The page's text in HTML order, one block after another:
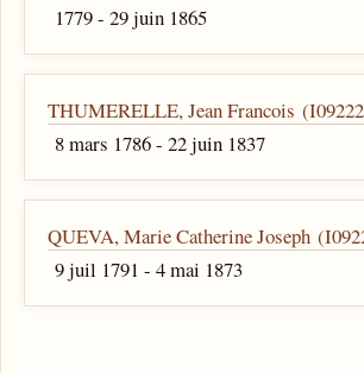
1779 - 29 juin 1865
THUMERELLE, Jean Francois
8 mars 1786 - 22 juin 1837
QUEVA, Marie Catherine Joseph
9 juil 1791 - 4 mai 1873